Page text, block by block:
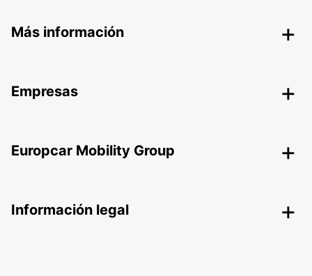
Más información
Empresas
Europcar Mobility Group
Información legal